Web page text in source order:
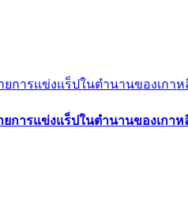
ยการแข่งแร็ปในตำนานของเกาห